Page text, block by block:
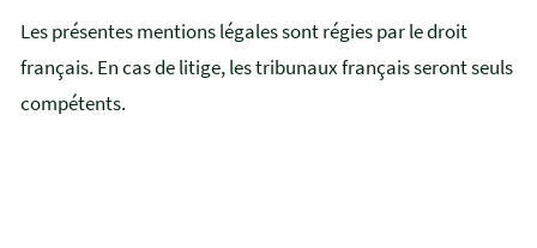
Les présentes mentions légales sont régies par le droit
français. En cas de litige, les tribunaux français seront seuls
compétents.